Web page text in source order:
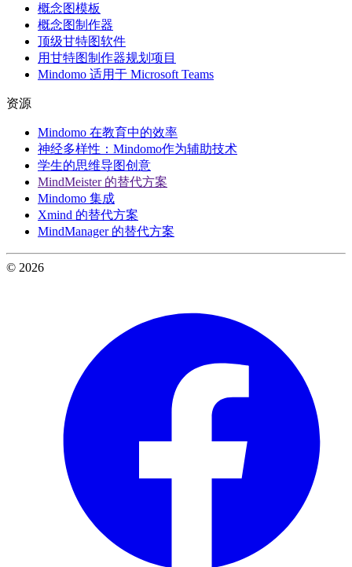
概念图模板
概念图制作器
顶级甘特图软件
用甘特图制作器规划项目
Mindomo 适用于 Microsoft Teams
资源
Mindomo 在教育中的效率
神经多样性：Mindomo作为辅助技术
学生的思维导图创意
MindMeister 的替代方案
Mindomo 集成
Xmind 的替代方案
MindManager 的替代方案
© 2026